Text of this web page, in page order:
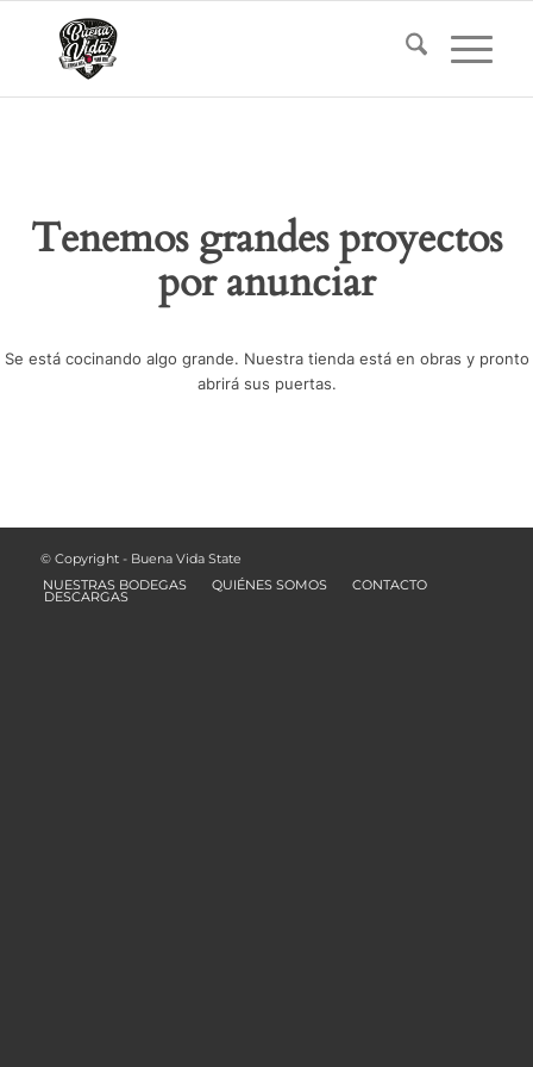
Tenemos grandes proyectos
por anunciar
Se está cocinando algo grande. Nuestra tienda está en obras y pronto
abrirá sus puertas.
© Copyright - Buena Vida State
NUESTRAS BODEGAS
QUIÉNES SOMOS CONTACTO
DESCARGAS